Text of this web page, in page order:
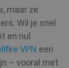
maar ze
Wil je snel
en nul
VPN een
– vooral met